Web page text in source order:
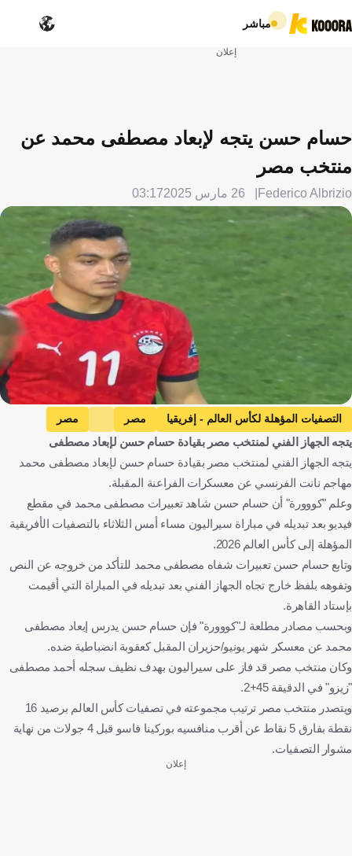
مباشر
إعلان
حسام حسن يتجه لإبعاد مصطفى محمد عن
منتخب مصر
Federico Albrizio 26 مارس 2025 03:17
التصفيات المؤهلة لكأس العالم - إفريقيا مصر
مصر
سيراليون
سيراليون حسام حسن
مصطفى محمد
كرة قدم
يتجه الجهاز الفني لمنتخب مصر بقيادة حسام حسن لإبعاد مصطفى
يتجه الجهاز الفني لمنتخب مصر بقيادة حسام حسن لإبعاد مصطفى محمد
مهاجم نانت الفرنسي عن معسكرات الفراعنة المقبلة.
وعلم "كووورة" أن حسام حسن شاهد تعبيرات مصطفى محمد في مقطع
فيديو بعد تبديله في مباراة سيراليون مساء أمس الثلاثاء بالتصفيات الأفريقية
المؤهلة إلى كأس العالم 2026.
وتابع حسام حسن تعبيرات شفاه مصطفى محمد للتأكد من خروجه عن النص
وتفوهه بلفظ خارج تجاه الجهاز الفني بعد تبديله في المباراة التي أقيمت
بإستاد القاهرة.
وبحسب مصادر مطلعة لـ"كووورة" فإن حسام حسن يدرس إبعاد مصطفى
محمد عن معسكر شهر يونيو/حزيران المقبل كعقوبة انضباطية ضده.
وكان منتخب مصر قد فاز على سيراليون بهدف نظيف سجله أحمد مصطفى
"زيزو" في الدقيقة 45+2.
ويتصدر منتخب مصر ترتيب مجموعته في تصفيات كأس العالم برصيد 16
نقطة بفارق 5 نقاط عن أقرب منافسيه بوركينا فاسو قبل 4 جولات من نهاية
مشوار التصفيات.
إعلان